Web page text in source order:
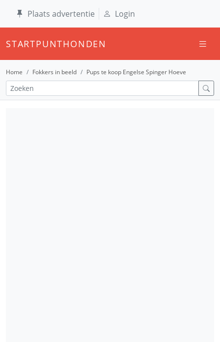
Plaats advertentie Login
STARTPUNTHONDEN
Home Fokkers in beeld Pups te koop Engelse Spinger Hoeve